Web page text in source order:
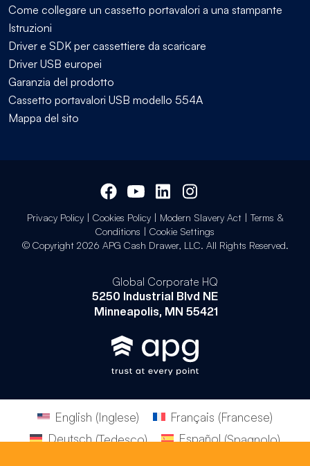
Come collegare un cassetto portavalori a una stampante
Istruzioni
Driver e SDK per cassettiere da scaricare
Driver USB europei
Garanzia del prodotto
Cassetto portavalori USB modello 554A
Mappa del sito
Privacy Policy| Cookies Policy| Modern Slavery Act| Terms &
Conditions | Cookie Settings
© Copyright 2026 APG Cash Drawer, LLC. All Rights Reserved.
Global Corporate HQ
5250 Industrial Blvd NE
Minneapolis, MN 55421
English (Inglese) Français (Francese)
Deutsch(Tedesco) Español(Spagnolo)